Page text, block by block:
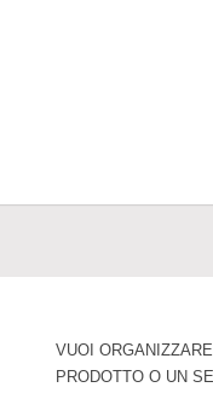
VUOI
PRODOTTO O UN